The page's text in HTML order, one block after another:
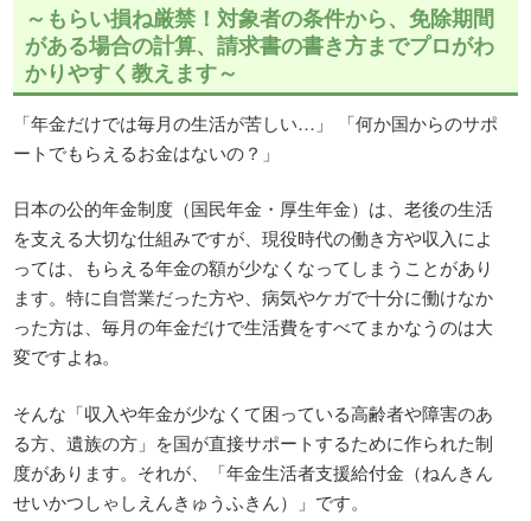
～もらい損ね厳禁！対象者の条件から、免除期間
がある場合の計算、請求書の書き方までプロがわ
かりやすく教えます～
「年金だけでは毎月の生活が苦しい…」 「何か国からのサポ
ートでもらえるお金はないの？」
日本の公的年金制度（国民年金・厚生年金）は、老後の生活
を支える大切な仕組みですが、現役時代の働き方や収入によ
っては、もらえる年金の額が少なくなってしまうことがあり
ます。特に自営業だった方や、病気やケガで十分に働けなか
った方は、毎月の年金だけで生活費をすべてまかなうのは大
変ですよね。
そんな「収入や年金が少なくて困っている高齢者や障害のあ
る方、遺族の方」を国が直接サポートするために作られた制
度があります。それが、「年金生活者支援給付金（ねんきん
せいかつしゃしえんきゅうふきん）」です。